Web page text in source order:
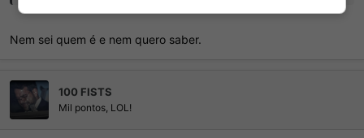
Nem sei quem é e nem quero saber.
100 FISTS
Mil pontos, LOL!